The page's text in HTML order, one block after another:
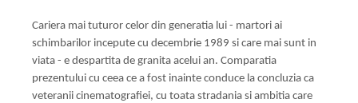
Cariera mai tuturor celor din generatia lui - martori ai
schimbarilor incepute cu decembrie 1989 si care mai sunt in
viata - e despartita de granita acelui an. Comparatia
prezentului cu ceea ce a fost inainte conduce la concluzia ca
veteranii cinematografiei, cu toata stradania si ambitia care